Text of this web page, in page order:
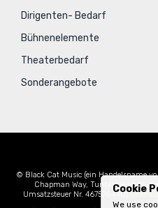
Cookie
We use
Dirigenten- Bedarf
Bühnenelemente
Theaterbedarf
Sonderangebote
© Black Cat Music (ein Handelsname
Chapman Way, Tunbridge Wells,
Umsatzsteuer Nr. 467578490|